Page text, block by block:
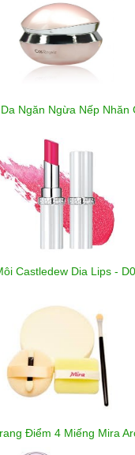
Ngăn Ngừa Nếp Nhăn
Castledew Dia Lips -
Điểm 4 Miếng Mira